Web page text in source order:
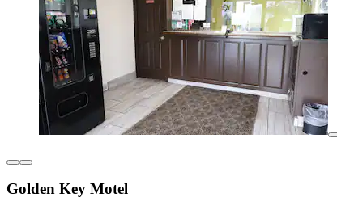
Golden Key Motel